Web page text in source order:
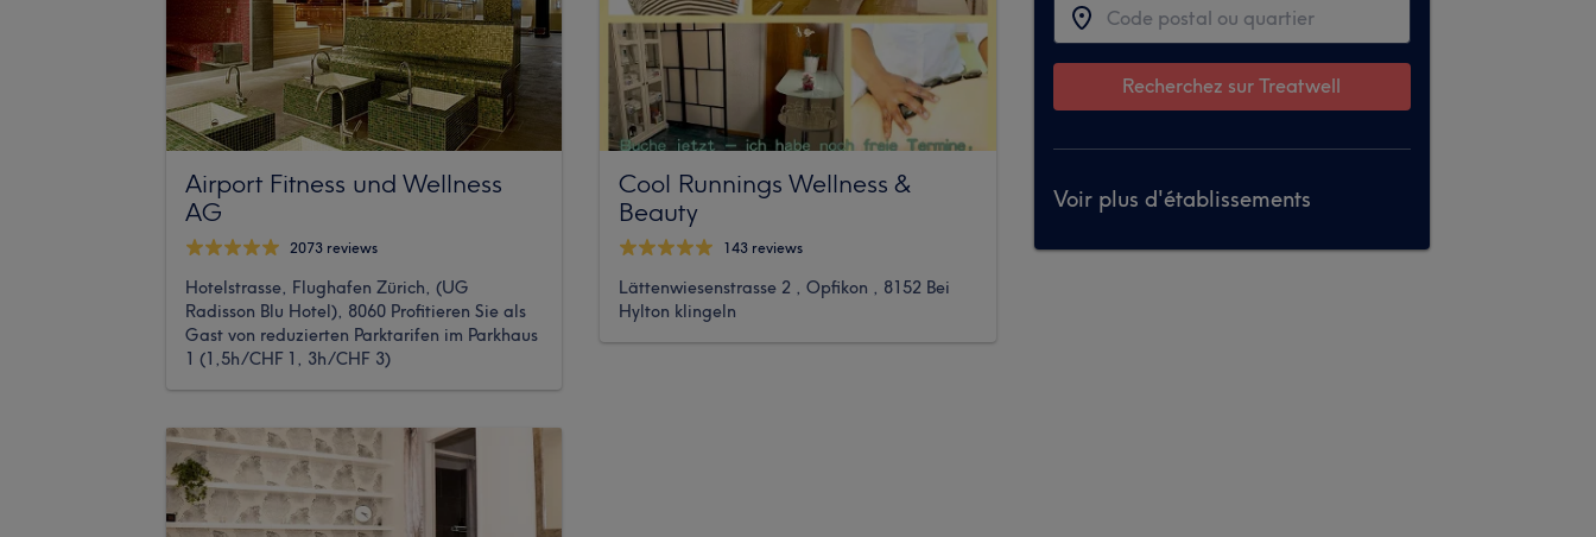
Airport Fitness und Wellness
AG
2073 reviews
Hotelstrasse, Flughafen Zürich, (UG
Radisson Blu Hotel), 8060 Profitieren Sie als
Gast von reduzierten Parktarifen im Parkhaus
1 (1,5h/CHF 1, 3h/CHF 3)
Cool Runnings Wellness &
Beauty
143 reviews
Lättenwiesenstrasse 2 , Opfikon , 8152 Bei
Hylton klingeln
Recherchez sur Treatwell
Voir plus d'établissements